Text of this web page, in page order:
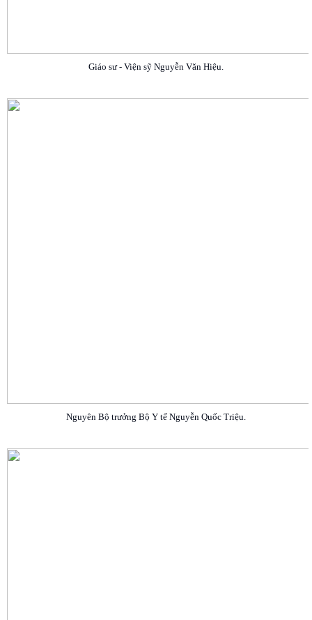
Giáo sư - Viện sỹ Nguyễn Văn Hiệu.
Nguyên Bộ trưởng Bộ Y tế Nguyễn Quốc Triệu.